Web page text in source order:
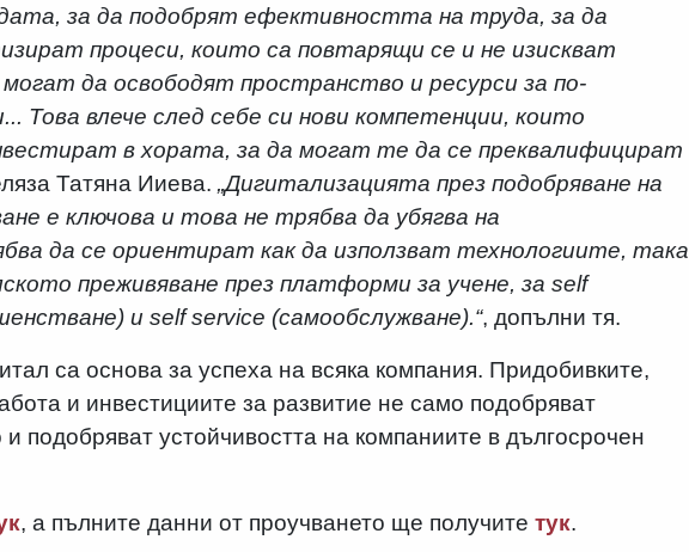
за да подобрят ефективността на труда, за да
процеси, които са повтарящи се и не изискват
да освободят пространство и ресурси за по-
Това влече след себе си нови компетенции, които
в хората, за да могат те да се преквалифицират
Татяна Ииева. „Дигитализацията през подобряване на
е ключова и това не трябва да убягва на
да се ориентират как да използват технологиите, така
преживяване през платформи за учене, за self
и self service (самообслужване).“, допълни тя.
са основа за успеха на всяка компания. Придобивките,
и инвестициите за развитие не само подобряват
подобряват устойчивостта на компаниите в дългосрочен
, а пълните данни от проучването ще получите тук.